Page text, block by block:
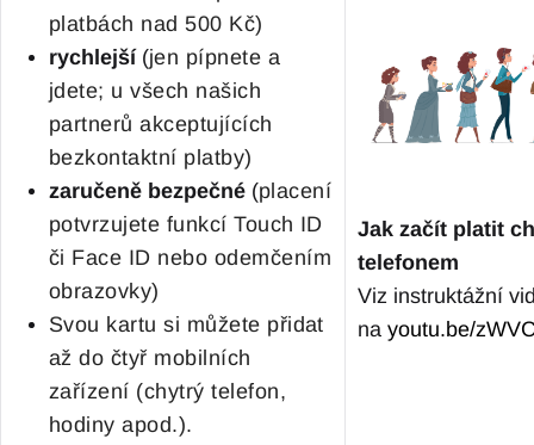
platbách nad 500 Kč)
rychlejší (jen pípnete a
jdete; u všech našich
partnerů akceptujících
bezkontaktní platby)
zaručeně bezpečné (placení
potvrzujete funkcí Touch ID
či Face ID nebo odemčením
obrazovky)
Svou kartu si můžete přidat
až do čtyř mobilních
zařízení (chytrý telefon,
hodiny apod.).
Jak začít platit
telefonem
Viz instruktážní
na youtu.be/